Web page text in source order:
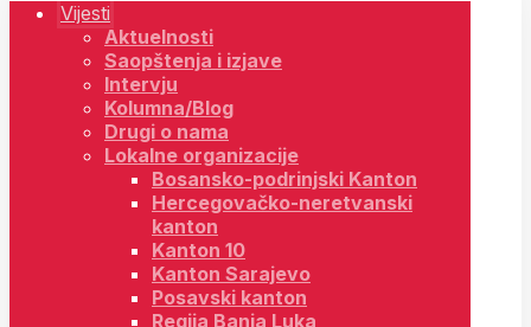
Vijesti
Aktuelnosti
Saopštenja i izjave
Intervju
Kolumna/Blog
Drugi o nama
Lokalne organizacije
Bosansko-podrinjski Kanton
Hercegovačko-neretvanski
kanton
Kanton 10
Kanton Sarajevo
Posavski kanton
Regija Banja Luka